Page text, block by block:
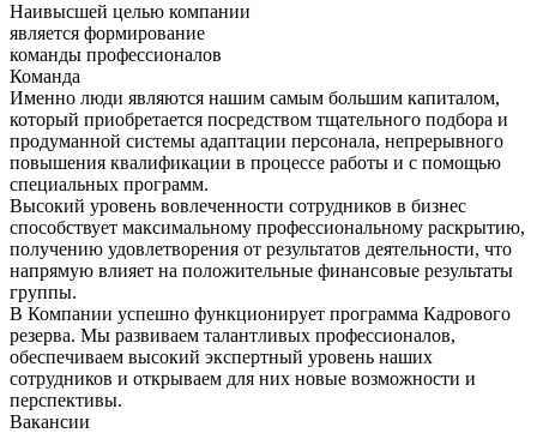
Наивысшей целью компании
является формирование
команды профессионалов
Команда
Именно люди являются нашим самым большим капиталом,
который приобретается посредством тщательного подбора и
продуманной системы адаптации персонала, непрерывного
повышения квалификации в процессе работы и с помощью
специальных программ.
Высокий уровень вовлеченности сотрудников в бизнес
способствует максимальному профессиональному раскрытию,
получению удовлетворения от результатов деятельности, что
напрямую влияет на положительные финансовые результаты
группы.
В Компании успешно функционирует программа Кадрового
резерва. Мы развиваем талантливых профессионалов,
обеспечиваем высокий экспертный уровень наших
сотрудников и открываем для них новые возможности и
перспективы.
Вакансии